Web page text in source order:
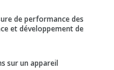
de performance des
et développement de
sur un appareil